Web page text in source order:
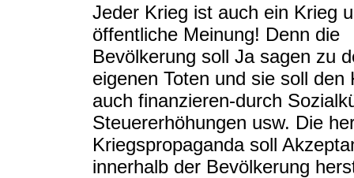
Jeder Krieg ist auch ein Krieg
öffentliche Meinung! Denn die
Bevölkerung soll Ja sagen zu
eigenen Toten und sie soll den
auch finanzieren-durch
Steuererhöhungen usw. Die
Kriegspropaganda soll
innerhalb der Bevölkerung